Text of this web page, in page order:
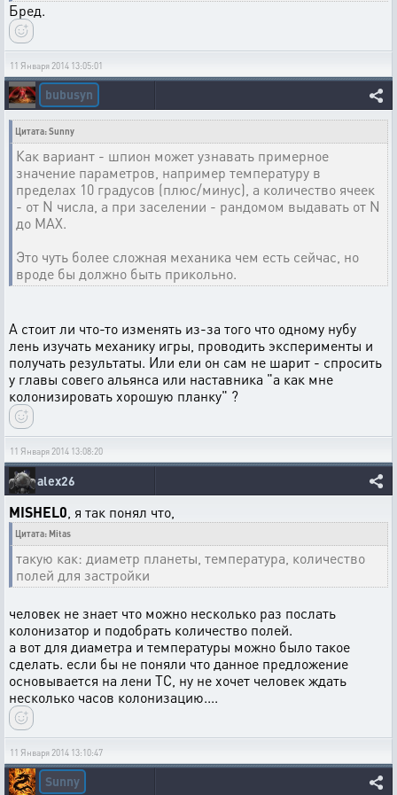
Бред.
11 Января 2014 13:05:01
bubusyn
Цитата: Sunny
Как вариант - шпион может узнавать примерное
значение параметров, например температуру в
пределах 10 градусов (плюс/минус), а количество ячеек
- от N числа, а при заселении - рандомом выдавать от N
до MAX.
Это чуть более сложная механика чем есть сейчас, но
вроде бы должно быть прикольно.
А стоит ли что-то изменять из-за того что одному нубу
лень изучать механику игры, проводить эксперименты и
получать результаты. Или ели он сам не шарит - спросить
у главы совего альянса или наставника "а как мне
колонизировать хорошую планку" ?
11 Января 2014 13:08:20
alex26
MISHEL0 , я так понял что,
Цитата: Mitas
такую как: диаметр планеты, температура, количество
полей для застройки
человек не знает что можно несколько раз послать
колонизатор и подобрать количество полей.
а вот для диаметра и температуры можно было такое
сделать. если бы не поняли что данное предложение
основывается на лени ТС, ну не хочет человек ждать
несколько часов колонизацию....
11 Января 2014 13:10:47
Sunny